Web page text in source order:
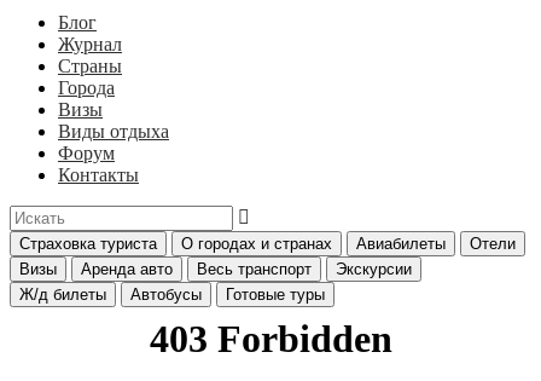
Блог
Журнал
Страны
Города
Визы
Виды отдыха
Форум
Контакты
Страховка туриста О городах и странах Авиабилеты
Отели
Визы
Аренда авто Весь транспорт
Экскурсии
Ж/д билеты
Автобусы Готовые туры